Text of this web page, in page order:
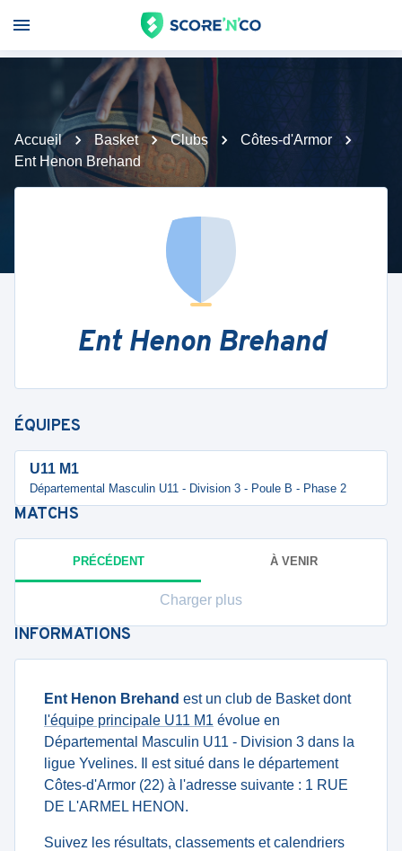
Accueil Basket Clubs
Côtes-d'Armor
Ent Henon Brehand
Ent Henon Brehand
ÉQUIPES
U11 M1
Départemental Masculin U11 - Division 3 - Poule B - Phase 2
MATCHS
PRÉCÉDENT À VENIR
Charger plus
INFORMATIONS
Ent Henon Brehand est un club de Basket dont
l'équipe principale U11 M1 évolue en
Départemental Masculin U11 - Division 3 dans la
ligue Yvelines. Il est situé dans le département
Côtes-d'Armor (22) à l'adresse suivante : 1 RUE
DE L'ARMEL HENON.
Suivez les résultats, classements et calendriers